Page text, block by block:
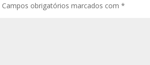
Campos obrigatórios marcados com*